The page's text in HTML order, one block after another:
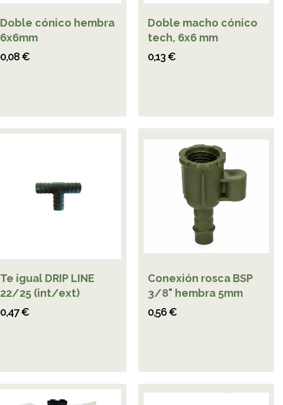
Doble cónico hembra
6x6mm
0,08 €
Doble macho cónico
tech, 6x6 mm
0,13 €
Te igual DRIP LINE
22/25 (int/ext)
0,47 €
Conexión rosca BSP
3/8" hembra 5mm
0,56 €